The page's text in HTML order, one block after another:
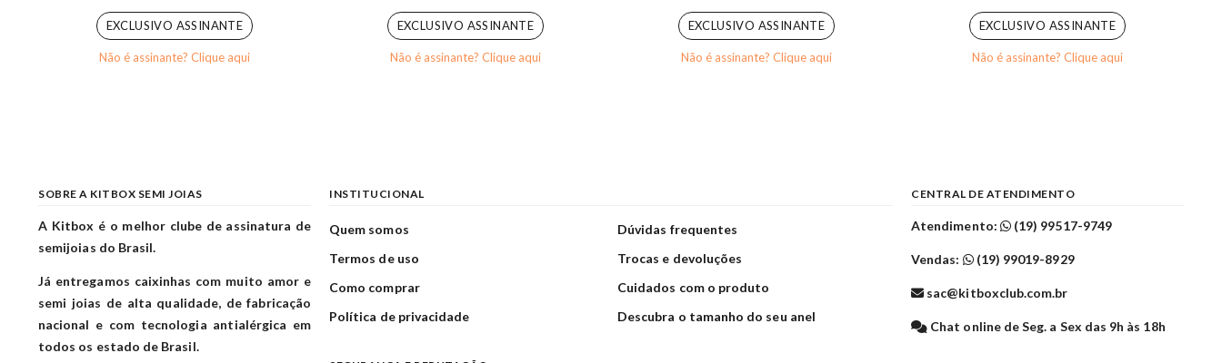
EXCLUSIVO ASSINANTE
Não é assinante? Clique aqui
EXCLUSIVO ASSINANTE
Não é assinante? Clique aqui
EXCLUSIVO ASSINANTE
Não é assinante? Clique aqui
EXCLUSIVO ASSINANTE
Não é assinante? Clique aqui
SOBRE A KITBOX SEMI JOIAS
A Kitbox é o melhor clube de assinatura de
semijoias do Brasil.
Já entregamos caixinhas com muito amor e
semi joias de alta qualidade, de fabricação
nacional e com tecnologia antialérgica em
todos os estado de Brasil.
INSTITUCIONAL
Quem somos
Termos de uso
Como comprar
Política de privacidade
Dúvidas frequentes
Trocas e devoluções
Cuidados com o produto
Descubra o tamanho do seu anel
CENTRAL DE ATENDIMENTO
Atendimento: (19) 99517-9749
Vendas: (19) 99019-8929
sac@kitboxclub.com.br
Chat online de Seg. a Sex das 9h às 18h